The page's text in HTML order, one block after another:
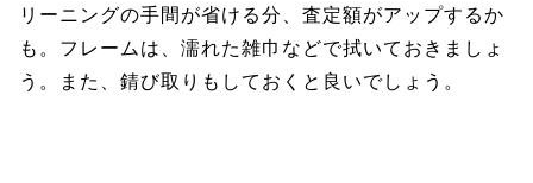
リーニングの手間が省ける分、査定額がアップするか
も。フレームは、濡れた雑巾などで拭いておきましょ
う。また、錆び取りもしておくと良いでしょう。